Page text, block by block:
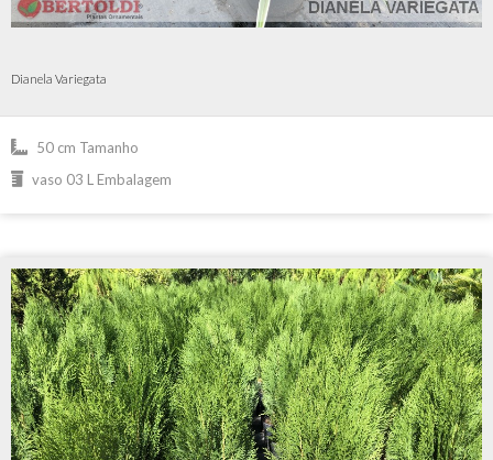
Dianela Variegata
50 cm Tamanho
vaso 03 L Embalagem